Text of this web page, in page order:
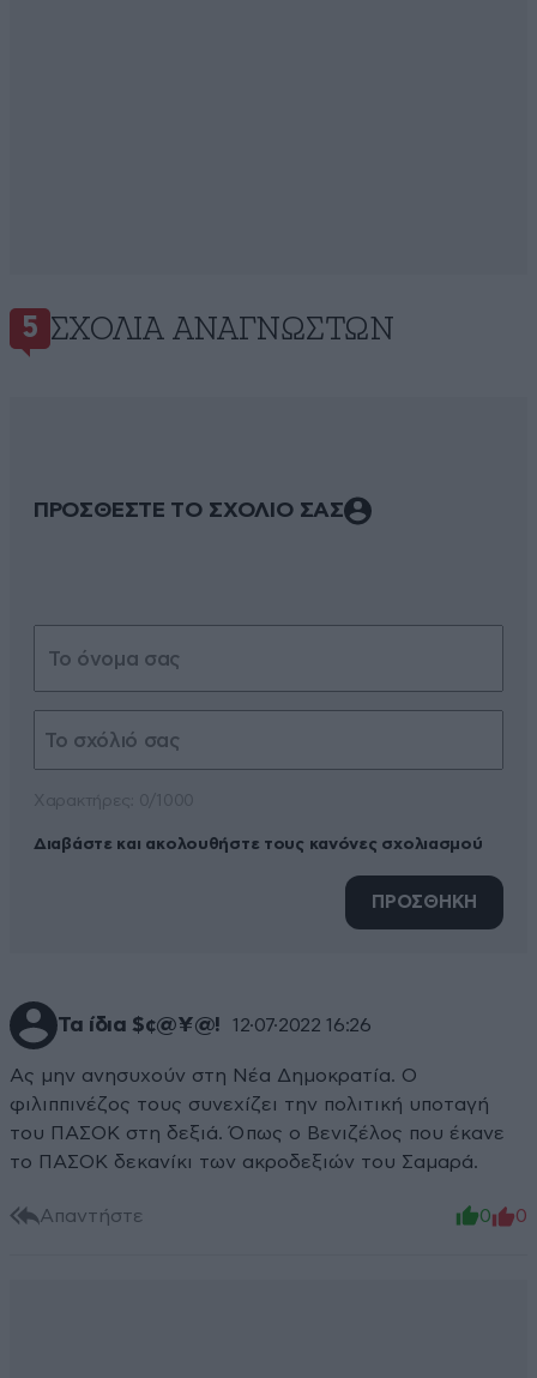
5 ΣΧΌΛΙΑ ΑΝΑΓΝΩΣΤΏΝ
ΠΡΟΣΘΕΣΤΕ ΤΟ ΣΧΟΛΙΟ ΣΑΣ
Διαβάστε και ακολουθήστε τους κανόνες σχολιασμού
ΠΡΟΣΘΗΚΗ
Τα ίδια $¢@¥@! 12·07·2022 16:26
Ας μην ανησυχούν στη Νέα Δημοκρατία. Ο
φιλιππινέζος τους συνεχίζει την πολιτική υποταγή
του ΠΑΣΟΚ στη δεξιά. Όπως ο Βενιζέλος που έκανε
το ΠΑΣΟΚ δεκανίκι των ακροδεξιών του Σαμαρά.
Απαντήστε 0 0